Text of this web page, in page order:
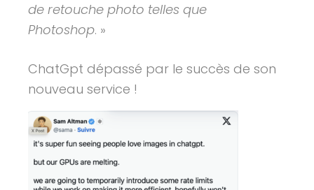
de retouche photo telles que
Photoshop. »
ChatGpt dépassé par le succès de son
nouveau service !